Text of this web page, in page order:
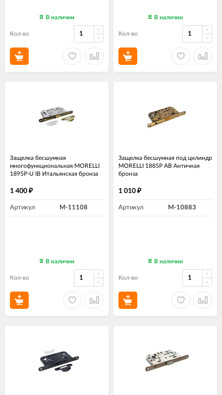
В наличии
Кол-во
В наличии
Кол-во
Защелка бесшумная
многофункциональная MORELLI
1895P-U IB Итальянская бронза
1 400 ₽
Артикул M-11108
В наличии
Кол-во
Защелка бесшумная под цилиндр
MORELLI 1885P AB Античная
бронза
1 010 ₽
Артикул M-10883
В наличии
Кол-во